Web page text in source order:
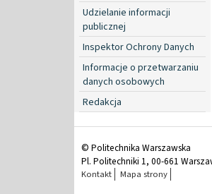
Udzielanie informacji
publicznej
Inspektor Ochrony Danych
Informacje o przetwarzaniu
danych osobowych
Redakcja
© Politechnika Warszawska
Pl. Politechniki 1, 00-661
Kontakt Mapa strony